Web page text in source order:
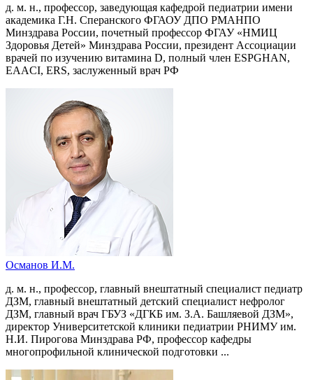
д. м. н., профессор, заведующая кафедрой педиатрии имени
академика Г.Н. Сперанского ФГАОУ ДПО РМАНПО
Минздрава России, почетный профессор ФГАУ «НМИЦ
Здоровья Детей» Минздрава России, президент Ассоциации
врачей по изучению витамина D, полный член ESPGHAN,
EAACI, ERS, заслуженный врач РФ
Османов И.М.
д. м. н., профессор, главный внештатный специалист педиатр
ДЗМ, главный внештатный детский специалист нефролог
ДЗМ, главный врач ГБУЗ «ДГКБ им. З.А. Башляевой ДЗМ»,
директор Университетской клиники педиатрии РНИМУ им.
Н.И. Пирогова Минздрава РФ, профессор кафедры
многопрофильной клинической подготовки ...